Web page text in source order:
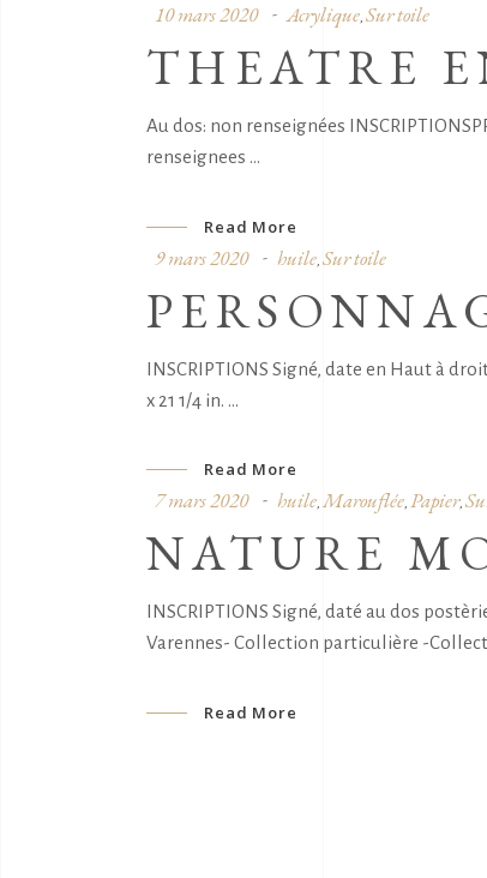
10 mars 2020 Acrylique, Sur toile
THEATRE
Au dos: non renseignées
renseignees
Read More
9 mars 2020 huile Sur toile
INSCRIPTIONS Signé, date en Haut à
x 21 1/4 in.
Read More
7 mars 2020 huile,Marouflée, Papier,
NATURE
INSCRIPTIONS Signé, daté au dos
Varennes- Collection particulière -
Read More